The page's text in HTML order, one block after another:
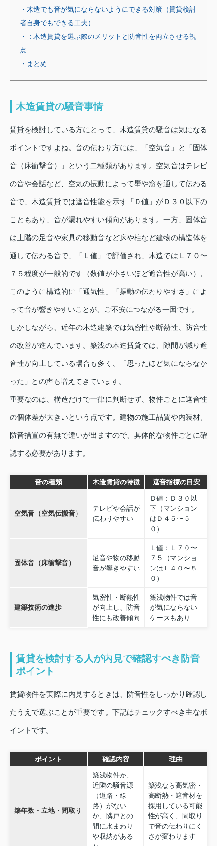
・木造でも音が気にならないようにできる対策（賃貸検討
者自身でもできる工夫）
・：木造賃貸を選ぶ際のメリットと防音性を両立させる視
点
・まとめ
木造賃貸の騒音事情
賃貸を検討している方にとって、木造賃貸の騒音は気になる
ポイントですよね。音の伝わり方には、「空気音」と「固体
音（床衝撃音）」という二種類があります。空気音はテレビ
の音や会話など、空気の振動によって壁や窓を通して伝わる
音で、木造賃貸では遮音性能を示す「Ｄ値」がＤ３０以下の
こともあり、音が漏れやすい傾向があります。一方、固体音
は上階の足音や家具の移動音など床や柱など建物の構造体を
通して伝わる音で、「Ｌ値」で評価され、木造ではＬ７０〜
７５程度が一般的です（数値が小さいほど遮音性が高い）。
このように構造的に「通気性」「振動の伝わりやすさ」によ
って音が響きやすいことが、ご不安につながる一因です。
しかしながら、近年の木造建築では気密性や断熱性、防音性
の改善が進んでいます。築浅の木造賃貸では、隙間が減り遮
音性が向上している場合も多く、「思ったほど気にならなか
った」との声も増えてきています。
重要なのは、構造だけで一律に判断せず、物件ごとに遮音性
の個体差が大きいという点です。建物の施工品質や内装材、
防音措置の有無で違いが出ますので、具体的な物件ごとに確
認する必要があります。
音の種類 木造賃貸の特徴 遮音指標の目安
空気音（空気伝搬音）
テレビや会話が
伝わりやすい
Ｄ値：Ｄ３０以
下（マンション
はＤ４５〜５
０）
固体音（床衝撃音）
足音や物の移動
音が響きやすい
Ｌ値：Ｌ７０〜
７５（マンショ
ンはＬ４０〜５
０）
建築技術の進歩
気密性・断熱性
が向上し、防音
性にも改善傾向
築浅物件では音
が気にならない
ケースもあり
賃貸を検討する人が内見で確認すべき防音
ポイント
賃貸物件を実際に内見するときは、防音性をしっかり確認し
たうえで選ぶことが重要です。下記はチェックすべき主なポ
イントです。
ポイント 確認内容 理由
築年数・立地・間取り
築浅物件か、
近隣の騒音源
（道路・線
路）がない
か、隣戸との
間に水まわり
や収納がある
築浅なら高気密・
高断熱・遮音材を
採用している可能
性が高く、間取り
で音の伝わりにく
さが変わります